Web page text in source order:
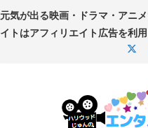
コ
ン